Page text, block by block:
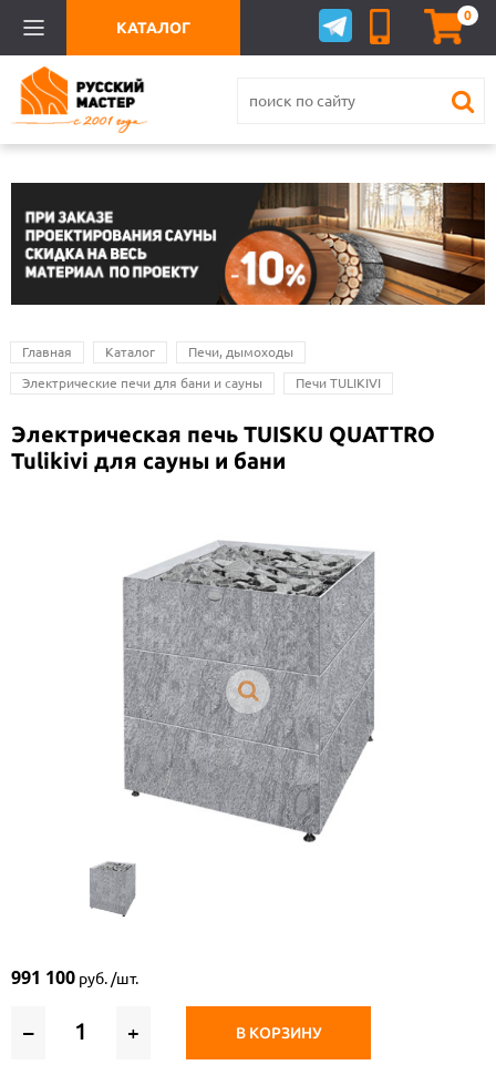
0
КАТАЛОГ
Главная Каталог Печи, дымоходы
Электрические печи для бани и сауны Печи TULIKIVI
Электрическая печь TUISKU QUATTRO
Tulikivi для сауны и бани
991 100 руб. /шт.
– + В КОРЗИНУ